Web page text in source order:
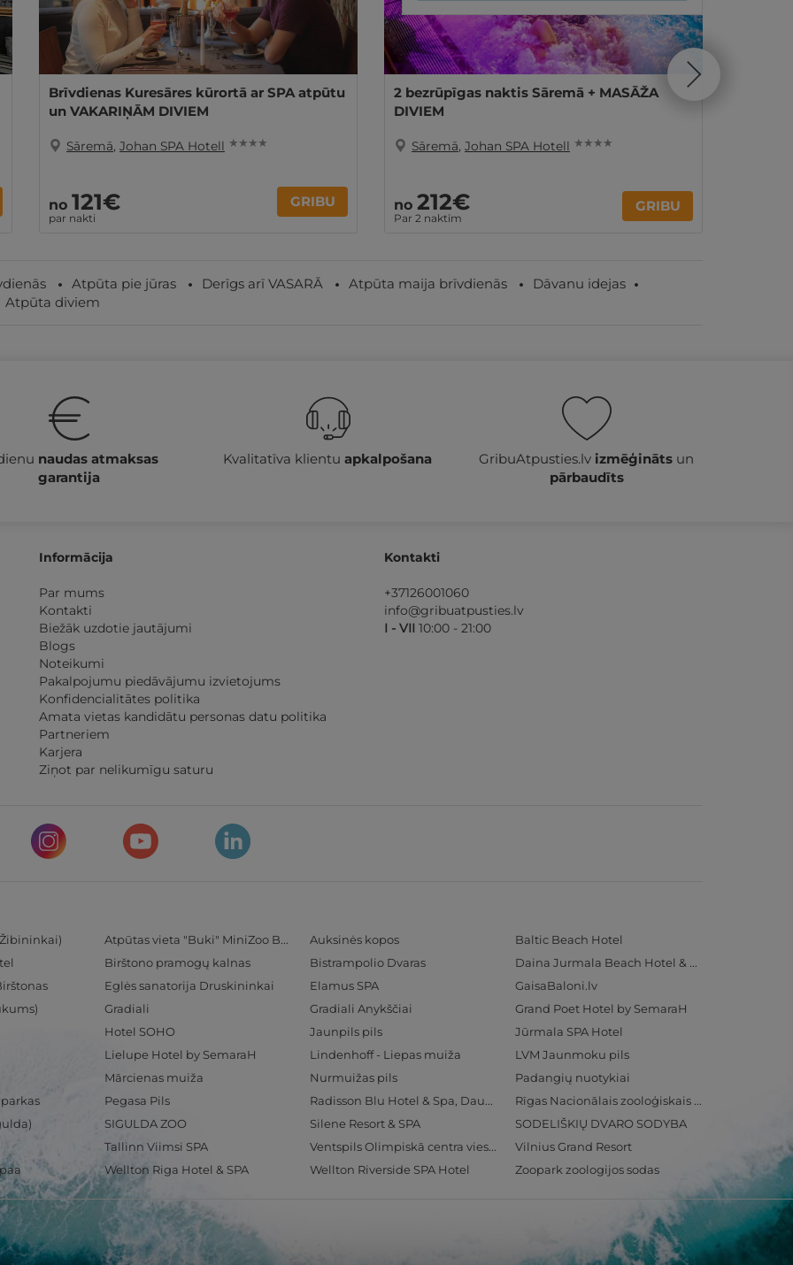
Brīvdienas Kuresāres kūrortā ar SPA atpūtu
un VAKARIŅĀM DIVIEM
Sāremā, Johan SPA Hotell ★ ★ ★ ★
no 121€
par nakti
GRIBU
2 bezrūpīgas naktis Sāremā + MASĀŽA
DIVIEM
Sāremā, Johan SPA Hotell ★ ★ ★ ★
no 212€
Par 2 naktīm
GRIBU
Atpūta pie jūras Derīgs arī VASARĀ Atpūta maija brīvdienās
Dāvanu idejas
Atpūta diviem
naudas atmaksas
garantija
Kvalitatīva klientuapkalpošana GribuAtpusties.lv izmēģināts un
pārbaudīts
Informācija
Par mums
Kontakti
Biežāk uzdotie jautājumi
Blogs
Noteikumi
Pakalpojumu piedāvājumu izvietojums
Konfidencialitātes politika
Amata vietas kandidātu personas datu politika
Partneriem
Karjera
Ziņot par nelikumīgu saturu
Kontakti
+37126001060
info@gribuatpusties.lv
I - VII 10:00 - 21:00
Atpūtas vieta "Buki" MiniZoo BUKS Auksinės kopos
Baltic Beach Hotel
Birštono pramogų kalnas Bistrampolio Dvaras
Daina Jurmala Beach Hotel & SPA
Eglės sanatorija Druskininkai Elamus SPA
GaisaBaloni.lv
Gradiali Gradiali Anykščiai
Grand Poet Hotel by SemaraH
Hotel SOHO Jaunpils pils
Jūrmala SPA Hotel
Lielupe Hotel by SemaraH Lindenhoff - Liepas muiža
LVM Jaunmoku pils
Mārcienas muiža Nurmuižas pils
Padangių nuotykiai
Pegasa Pils Radisson Blu Hotel & Spa, Daugava Riga
Rīgas Nacionālais zooloģiskais dārzs
SIGULDA ZOO Silene Resort & SPA
SODELIŠKIŲ DVARO SODYBA
Tallinn Viimsi SPA Ventspils Olimpiskā centra viesnīca
Vilnius Grand Resort
Wellton Riga Hotel & SPA Wellton Riverside SPA Hotel Zoopark zoologijos sodas